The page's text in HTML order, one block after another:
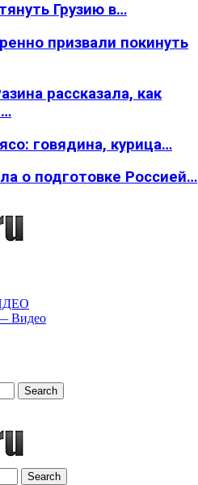
Грузию в…
призвали покинуть
рассказала, как
говядина, курица…
о подготовке Россией…
Видео
Search
Search